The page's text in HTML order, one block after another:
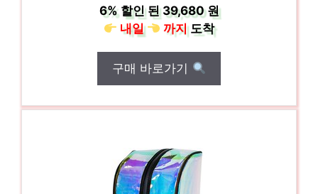
6%할인 된39,680 원
내일
까지도착
구매 바로가기